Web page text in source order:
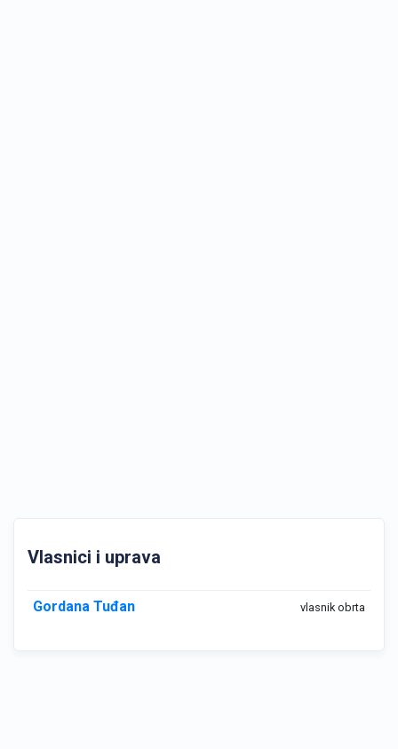
Vlasnici i uprava
Gordana Tuđan vlasnik obrta